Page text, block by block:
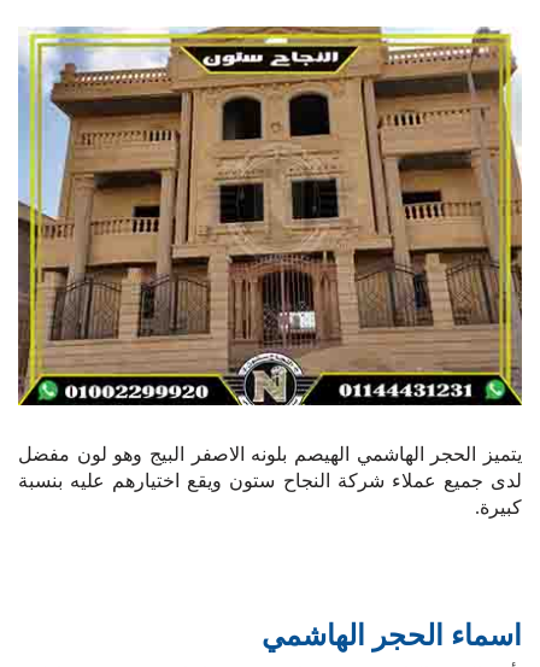
يتميز الحجر الهاشمي الهيصم بلونه الاصفر البيج وهو لون مفضل
لدى جميع عملاء شركة النجاح ستون ويقع اختيارهم عليه بنسبة
كبيرة.
اسماء الحجر الهاشمي